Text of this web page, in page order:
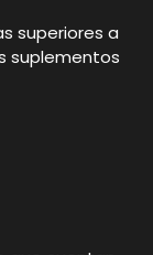
superiores a
suplementos